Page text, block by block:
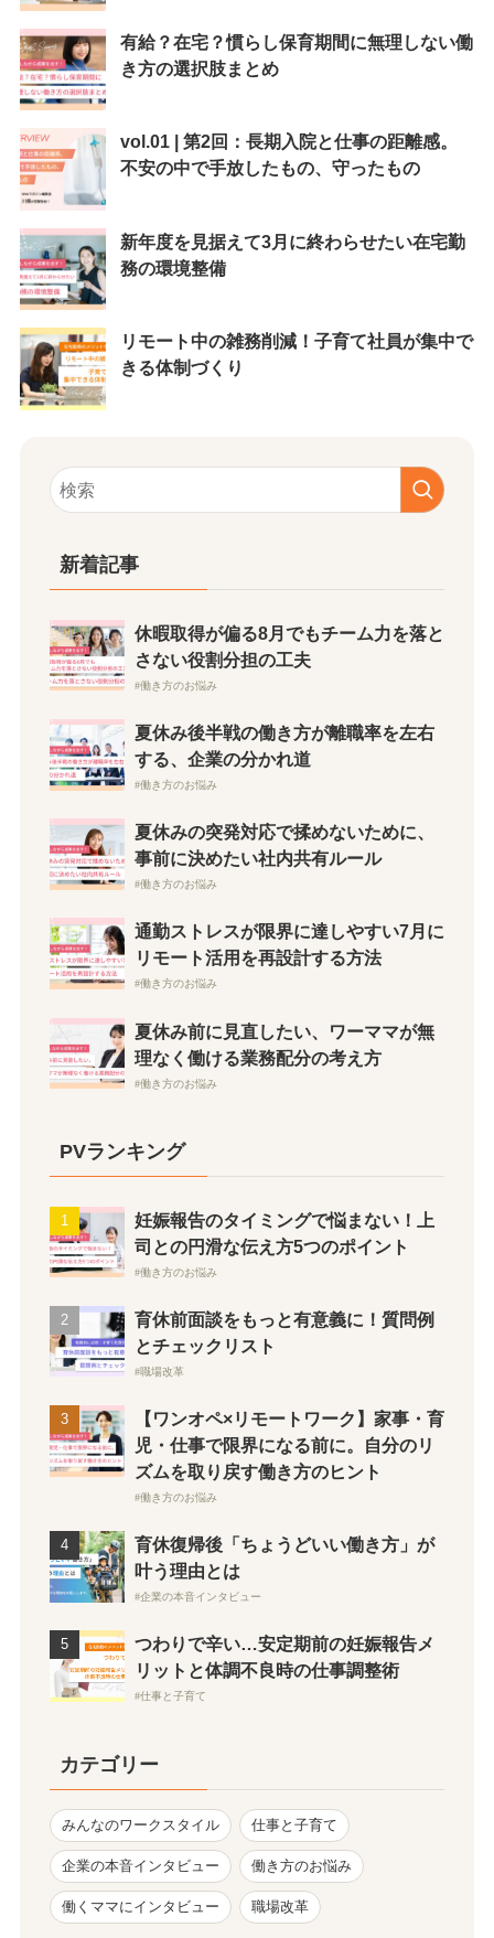
有給？在宅？慣らし保育期間に無理しない働
き方の選択肢まとめ
vol.01 | 第2回：長期入院と仕事の距離感。
不安の中で手放したもの、守ったもの
新年度を見据えて3月に終わらせたい在宅勤
務の環境整備
リモート中の雑務削減！子育て社員が集中で
きる体制づくり
新着記事
休暇取得が偏る8月でもチーム力を落と
さない役割分担の工夫
働き方のお悩み
夏休み後半戦の働き方が離職率を左右
する、企業の分かれ道
働き方のお悩み
夏休みの突発対応で揉めないために、
事前に決めたい社内共有ルール
働き方のお悩み
通勤ストレスが限界に達しやすい7月に
リモート活用を再設計する方法
働き方のお悩み
夏休み前に見直したい、ワーママが無
理なく働ける業務配分の考え方
働き方のお悩み
PVランキング
妊娠報告のタイミングで悩まない！上
司との円滑な伝え方5つのポイント
働き方のお悩み
育休前面談をもっと有意義に！質問例
とチェックリスト
職場改革
【ワンオペ×リモートワーク】家事・育
児・仕事で限界になる前に。自分のリ
ズムを取り戻す働き方のヒント
働き方のお悩み
育休復帰後「ちょうどいい働き方」が
叶う理由とは
企業の本音インタビュー
つわりで辛い…安定期前の妊娠報告メ
リットと体調不良時の仕事調整術
仕事と子育て
カテゴリー
みんなのワークスタイル 仕事と子育て
企業の本音インタビュー 働き方のお悩み
働くママにインタビュー 職場改革